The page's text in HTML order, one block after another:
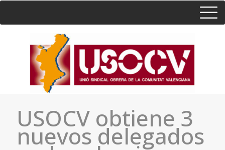
USOCV obtiene 3
nuevos delegados